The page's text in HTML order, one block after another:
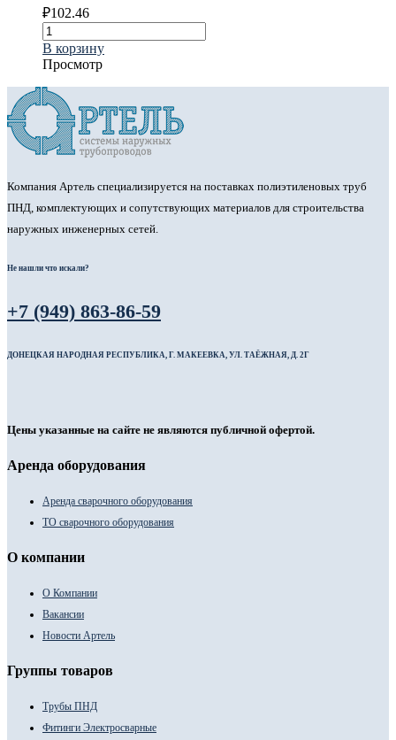
₽102.46
В корзину
Просмотр
Компания Артель специализируется на поставках полиэтиленовых труб
ПНД, комплектующих и сопутствующих материалов для строительства
наружных инженерных сетей.
Не нашли что искали?
+7 (949) 863-86-59
ДОНЕЦКАЯ НАРОДНАЯ РЕСПУБЛИКА, Г. МАКЕЕВКА, УЛ. ТАЁЖНАЯ, Д. 2Г
Цены указанные на сайте не являются публичной офертой.
Аренда оборудования
Аренда сварочного оборудования
ТО сварочного оборудования
О компании
О Компании
Вакансии
Новости Артель
Группы товаров
Трубы ПНД
Фитинги Электросварные